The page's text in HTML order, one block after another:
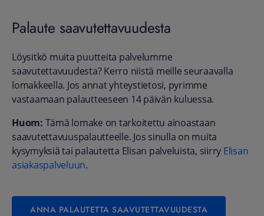
Palaute saavutettavuudesta
Löysitkö muita puutteita palvelumme
saavutettavuudesta? Kerro niistä meille seuraavalla
lomakkeella. Jos annat yhteystietosi, pyrimme
vastaamaan palautteeseen 14 päivän kuluessa.
Huom: Tämä lomake on tarkoitettu ainoastaan
saavutettavuuspalautteelle. Jos sinulla on muita
kysymyksiä tai palautetta Elisan palveluista, siirry Elisan
asiakaspalveluun.
ANNA PALAUTETTA SAAVUTETTAVUUDESTA